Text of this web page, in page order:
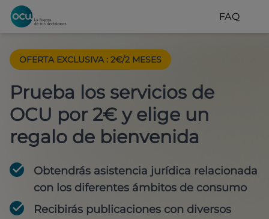
FAQ
OFERTA EXCLUSIVA : 2€/2 MESES
Prueba los servicios de
OCU por 2€ y elige un
regalo de bienvenida
Obtendrás asistencia jurídica relacionada
con los diferentes ámbitos de consumo
Recibirás publicaciones con diversos